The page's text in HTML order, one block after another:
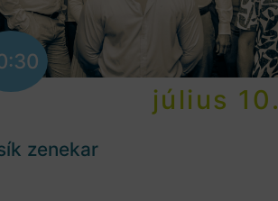
július 10.
zenekar